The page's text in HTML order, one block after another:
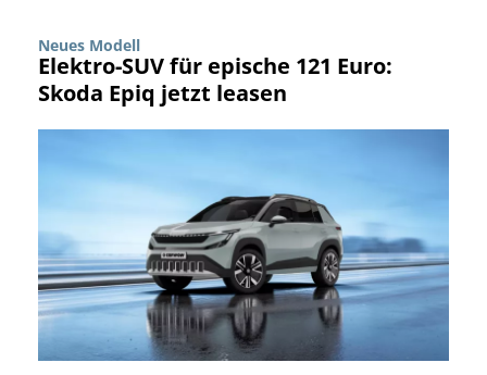
Neues Modell
Elektro-SUV für epische 121 Euro:
Skoda Epiq jetzt leasen